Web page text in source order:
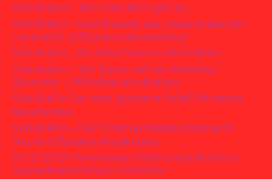
SchaRaEm – Wie viele Bars gibt es
SchaRaEm – Das Wunder der Liebe erlebe ich
nur bei Dir (Offizielles Musikvideo)
SchaRaEm – Ein Glas Prosecco im Süden
SchaRaEm – Wir feiern auf der Skihütten
Silvester – Offizielles Musikvideo
SchaRaEm Der rote glasierte Apfel Offizielles
Musikvideo
SchaRaEm – Du Fröhliche Weihnachtsnacht
Nacht-Offizielles Musikvideo
05.12.2025 Perchtenlauf & Krampuslauf Run
Radenthein Kärnten Carinthia